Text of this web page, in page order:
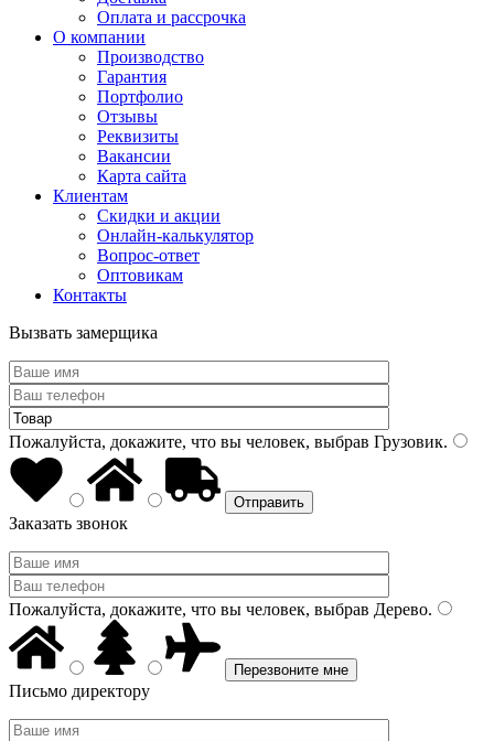
Оплата и рассрочка
О компании
Производство
Гарантия
Портфолио
Отзывы
Реквизиты
Вакансии
Карта сайта
Клиентам
Скидки и акции
Онлайн-калькулятор
Вопрос-ответ
Оптовикам
Контакты
Вызвать замерщика
Пожалуйста, докажите, что вы человек, выбрав Грузовик.
Заказать звонок
Пожалуйста, докажите, что вы человек, выбрав Дерево.
Письмо директору